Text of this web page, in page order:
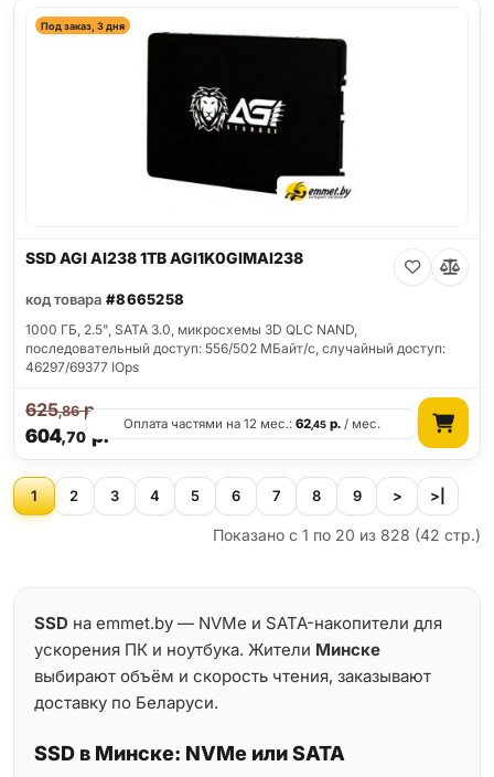
Под заказ, 3 дня
SSD AGI AI238 1TB AGI1K0GIMAI238
код товара #8665258
1000 ГБ, 2.5", SATA 3.0, микросхемы 3D QLC NAND,
последовательный доступ: 556/502 МБайт/с, случайный доступ:
46297/69377 IOps
604,70р.
625,86р.
Оплата частями на 12 мес.:62,45 р. / мес.
1 2 3 4 5 6 7 8 9 > >|
Показано с 1 по 20 из 828 (42 стр.)
SSD на emmet.by — NVMe и SATA-накопители для
ускорения ПК и ноутбука. Жители Минске
выбирают объём и скорость чтения, заказывают
доставку по Беларуси.
SSD в Минске: NVMe или SATA